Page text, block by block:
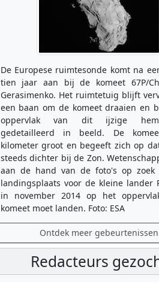
De Europese ruimtesonde komt na
tien jaar aan bij de komeet 67P/
Gerasimenko. Het ruimtetuig blijft
een baan om de komeet draaien en
oppervlak van dit ijzige
gedetailleerd in beeld. De
kilometer groot en begeeft zich op
steeds dichter bij de Zon.
aan de hand van de foto's op zoek
landingsplaats voor de kleine lander
in november 2014 op het
komeet moet landen. Foto: ESA
Ontdek meer gebeurtenissen
Redacteurs